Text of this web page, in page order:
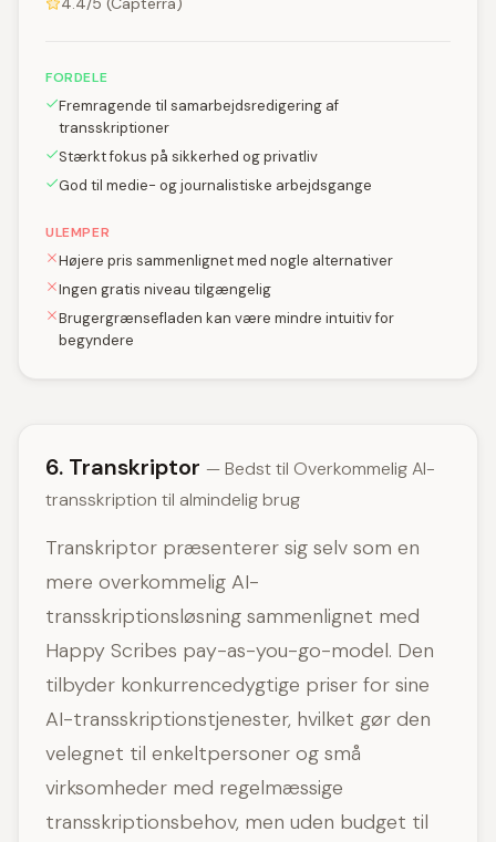
FORDELE
Fremragende til samarbejdsredigering af
transskriptioner
Stærkt fokus på sikkerhed og privatliv
God til medie- og journalistiske arbejdsgange
ULEMPER
Højere pris sammenlignet med nogle alternativer
Ingen gratis niveau tilgængelig
Brugergrænsefladen kan være mindre intuitiv for
begyndere
6. Transkriptor — Bedst til Overkommelig AI-
transskription til almindelig brug
Transkriptor præsenterer sig selv som en
mere overkommelig AI-
transskriptionsløsning sammenlignet med
Happy Scribes pay-as-you-go-model. Den
tilbyder konkurrencedygtige priser for sine
AI-transskriptionstjenester, hvilket gør den
velegnet til enkeltpersoner og små
virksomheder med regelmæssige
transskriptionsbehov, men uden budget til